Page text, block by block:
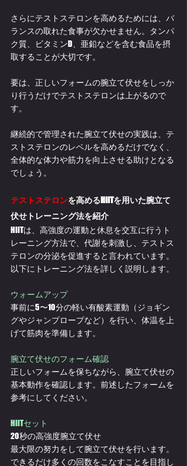
さらにテストステロンを高めるためには、バ
ランスの取れた食事が欠かせません。タンパ
ク質、ビタミンD、亜鉛などを含む食品を摂
取することが大切です。
要は、正しいフォームの腕立て伏せをしっか
り行うだけでテストステロンは上がるので
す。
継続的で管理された腕立て伏せの実践は、テ
ストステロンのレベルを高めるだけでなく、
全体的な体力や筋力を向上させる助けとなる
でしょう。
テストステロンを高めるHIITを用いた腕立て
伏せトレーニング法を紹介
HIITは、高強度の運動と休息を交互に行うト
レーニング方法で、代謝を刺激し、テストス
テロンの分泌を促進すると言われています。
以下にトレーニング法を詳しく説明します。
ウォームアップ
事前に5〜10分の軽い有酸素運動（ジョギン
グやジャンプロープなど）を行い、体温を上
げて筋肉を準備します。
腕立て伏せのフォーム確認
正しいフォームを保ちながら、腕立て伏せの
基本動作を確認します。前述したフォームを
参考にしてください。
HIITセット
20秒の高強度腕立て伏せ
最大限の努力をして腕立て伏せを行います。
できるだけ多くの回数をこなすことを目指し